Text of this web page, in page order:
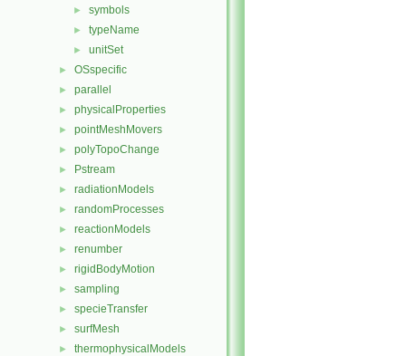
► symbols
► typeName
► unitSet
► OSspecific
► parallel
► physicalProperties
► pointMeshMovers
► polyTopoChange
► Pstream
► radiationModels
► randomProcesses
► reactionModels
► renumber
► rigidBodyMotion
► sampling
► specieTransfer
► surfMesh
► thermophysicalModels